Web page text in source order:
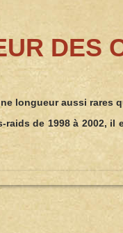
DES
longueur aussi rares
de 1998 à 2002, il